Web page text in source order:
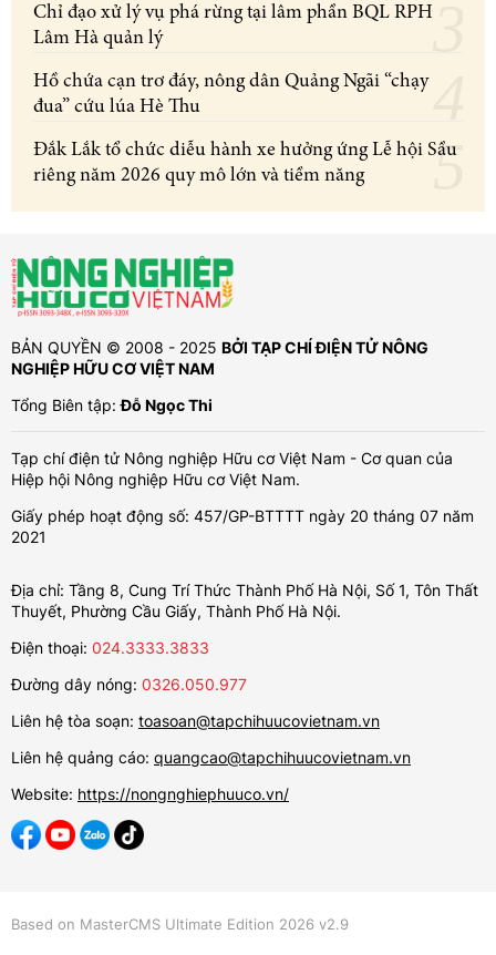
Chỉ đạo xử lý vụ phá rừng tại lâm phần BQL RPH
Lâm Hà quản lý
Hồ chứa cạn trơ đáy, nông dân Quảng Ngãi “chạy
đua” cứu lúa Hè Thu
Đắk Lắk tổ chức diễu hành xe hưởng ứng Lễ hội Sầu
riêng năm 2026 quy mô lớn và tiềm năng
BẢN QUYỀN © 2008 - 2025 BỞI TẠP CHÍ ĐIỆN TỬ NÔNG
NGHIỆP HỮU CƠ VIỆT NAM
Tổng Biên tập:Đỗ Ngọc Thi
Tạp chí điện tử Nông nghiệp Hữu cơ Việt Nam - Cơ quan của
Hiệp hội Nông nghiệp Hữu cơ Việt Nam.
Giấy phép hoạt động số: 457/GP-BTTTT ngày 20 tháng 07 năm
2021
Địa chỉ: Tầng 8, Cung Trí Thức Thành Phố Hà Nội, Số 1, Tôn Thất
Thuyết, Phường Cầu Giấy, Thành Phố Hà Nội.
Điện thoại: 024.3333.3833
Đường dây nóng: 0326.050.977
Liên hệ tòa soạn: toasoan@tapchihuucovietnam.vn
Liên hệ quảng cáo: quangcao@tapchihuucovietnam.vn
Website: https://nongnghiephuuco.vn/
Based on MasterCMS Ultimate Edition 2026 v2.9